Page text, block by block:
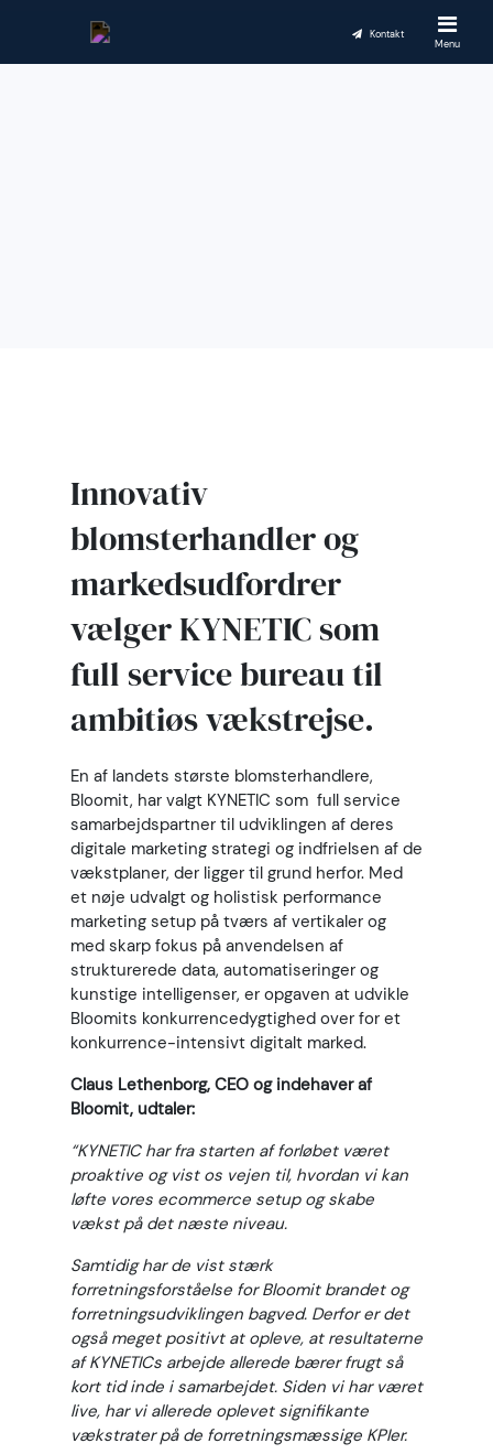
Kontakt
Menu
Innovativ
blomsterhandler og
markedsudfordrer
vælger KYNETIC som
full service bureau til
ambitiøs vækstrejse.
En af landets største blomsterhandlere,
Bloomit, har valgt KYNETIC som full service
samarbejdspartner til udviklingen af deres
digitale marketing strategi og indfrielsen af de
vækstplaner, der ligger til grund herfor. Med
et nøje udvalgt og holistisk performance
marketing setup på tværs af vertikaler og
med skarp fokus på anvendelsen af
strukturerede data, automatiseringer og
kunstige intelligenser, er opgaven at udvikle
Bloomits konkurrencedygtighed over for et
konkurrence-intensivt digitalt marked.
Claus Lethenborg, CEO og indehaver af
Bloomit, udtaler:
“KYNETIC har fra starten af forløbet været
proaktive og vist os vejen til, hvordan vi kan
løfte vores ecommerce setup og skabe
vækst på det næste niveau.
Samtidig har de vist stærk
forretningsforståelse for Bloomit brandet og
forretningsudviklingen bagved. Derfor er det
også meget positivt at opleve, at resultaterne
af KYNETICs arbejde allerede bærer frugt så
kort tid inde i samarbejdet. Siden vi har været
live, har vi allerede oplevet signifikante
vækstrater på de forretningsmæssige KPIer.